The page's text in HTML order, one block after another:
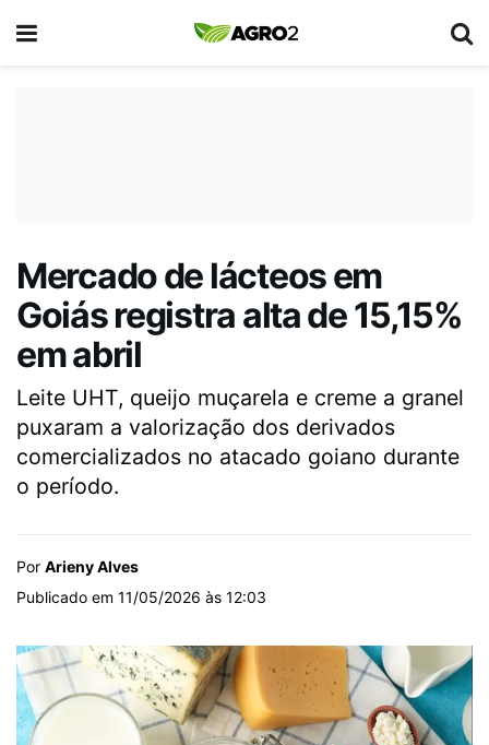
Mercado de lácteos em
Goiás registra alta de 15,15%
em abril
Leite UHT, queijo muçarela e creme a granel
puxaram a valorização dos derivados
comercializados no atacado goiano durante
o período.
Por Arieny Alves
Publicado em 11/05/2026 às 12:03